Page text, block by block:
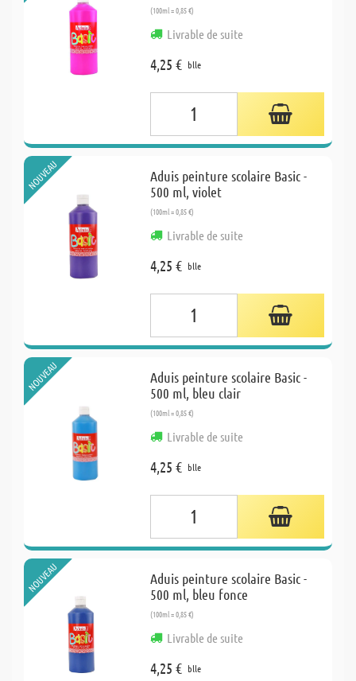
(100ml = 0,85 €)
Livrable de suite
4,25 € blle
Aduis peinture scolaire Basic -
500 ml, violet
(100ml = 0,85 €)
Livrable de suite
4,25 € blle
NOUVEAU
Aduis peinture scolaire Basic -
500 ml, bleu clair
(100ml = 0,85 €)
Livrable de suite
4,25 € blle
NOUVEAU
Aduis peinture scolaire Basic -
500 ml, bleu fonce
(100ml = 0,85 €)
Livrable de suite
4,25 € blle
NOUVEAU